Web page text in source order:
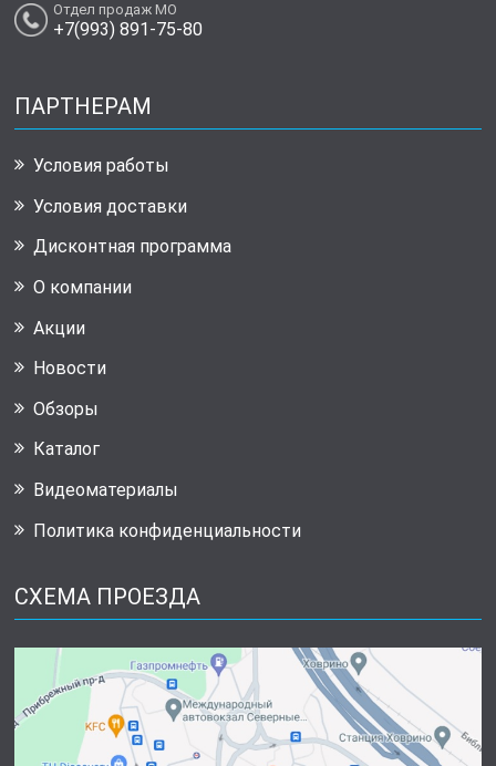
Отдел продаж МО
+7(993) 891-75-80
ПАРТНЕРАМ
Условия работы
Условия доставки
Дисконтная программа
О компании
Акции
Новости
Обзоры
Каталог
Видеоматериалы
Политика конфиденциальности
СХЕМА ПРОЕЗДА